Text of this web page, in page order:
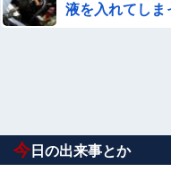
液を入れてし
今 日の出来事とか